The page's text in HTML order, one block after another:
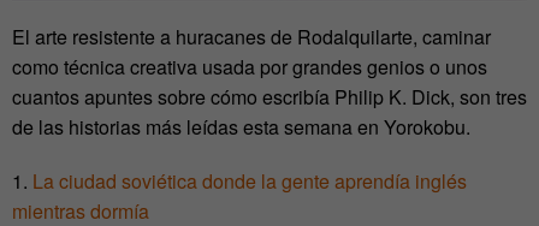
El arte resistente a huracanes de Rodalquilarte, caminar
como técnica creativa usada por grandes genios o unos
cuantos apuntes sobre cómo escribía Philip K. Dick, son tres
de las historias más leídas esta semana en Yorokobu.
1. La ciudad soviética donde la gente aprendía inglés
mientras dormía